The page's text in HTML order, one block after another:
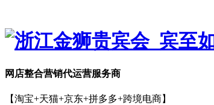
网店整合营销代运营服务商
【淘宝+天猫+京东+拼多多+跨境电商】